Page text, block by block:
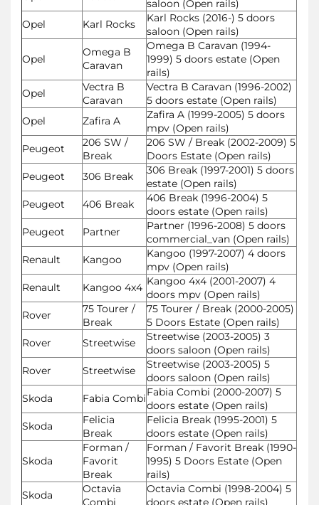
saloon (Open rails)
Opel
Karl Rocks
Karl Rocks (2016-) 5 doors
saloon (Open rails)
Opel
Omega B
Caravan
Omega B Caravan (1994-
1999) 5 doors estate (Open
rails)
Opel
Vectra B
Caravan
Vectra B Caravan (1996-2002)
5 doors estate (Open rails)
Opel
Zafira A
Zafira A (1999-2005) 5 doors
mpv (Open rails)
Peugeot
206 SW /
Break
206 SW / Break (2002-2009) 5
Doors Estate (Open rails)
Peugeot
306 Break
306 Break (1997-2001) 5 doors
estate (Open rails)
Peugeot
406 Break
406 Break (1996-2004) 5
doors estate (Open rails)
Peugeot
Partner
Partner (1996-2008) 5 doors
commercial_van (Open rails)
Renault
Kangoo
Kangoo (1997-2007) 4 doors
mpv (Open rails)
Renault
Kangoo 4x4 Kangoo 4x4 (2001-2007) 4
doors mpv (Open rails)
Rover
75 Tourer /
Break
75 Tourer / Break (2000-2005)
5 Doors Estate (Open rails)
Rover
Streetwise
Streetwise (2003-2005) 3
doors saloon (Open rails)
Rover
Streetwise
Streetwise (2003-2005) 5
doors saloon (Open rails)
Skoda
Fabia CombiFabia Combi (2000-2007) 5
doors estate (Open rails)
Skoda
Felicia
Break
Felicia Break (1995-2001) 5
doors estate (Open rails)
Skoda
Forman /
Favorit
Break
Forman / Favorit Break (1990-
1995) 5 Doors Estate (Open
rails)
Skoda
Octavia
Combi
Octavia Combi (1998-2004) 5
doors estate (Open rails)